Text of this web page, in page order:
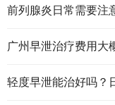
前列腺炎日常需要注
广州早泄治疗费用大
轻度早泄能治好吗？